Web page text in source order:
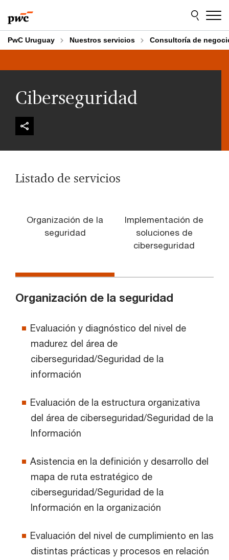
to
content
to
footer
PwC Uruguay Nuestros servicios Consultoría de
Ciberseguridad
Listado de servicios
Organización de la
seguridad
Implementación de
soluciones de
ciberseguridad
Organización de la seguridad
Evaluación y diagnóstico del nivel de
madurez del área de
ciberseguridad/Seguridad de la
información
Evaluación de la estructura organizativa
del área de ciberseguridad/Seguridad de la
Información
Asistencia en la definición y desarrollo del
mapa de ruta estratégico de
ciberseguridad/Seguridad de la
Información en la organización
Evaluación del nivel de cumplimiento en las
distintas prácticas y procesos en relación